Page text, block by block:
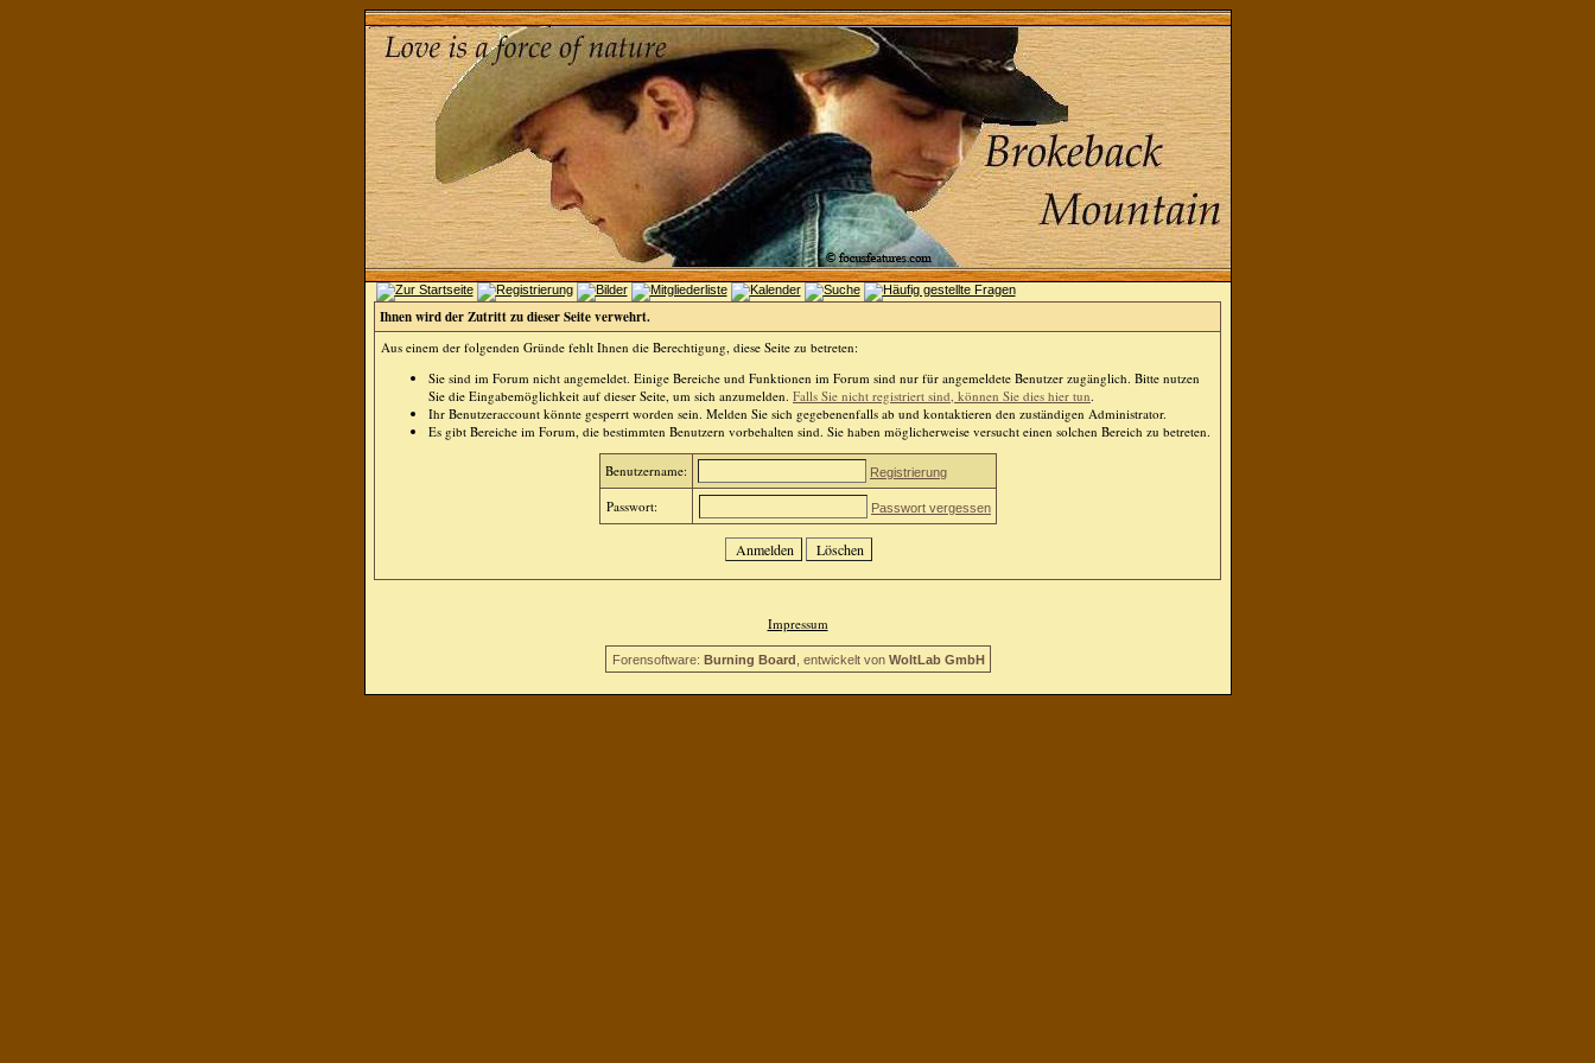
Ihnen wird der Zutritt zu dieser Seite verwehrt.
Aus einem der folgenden Gründe fehlt Ihnen die Berechtigung, diese Seite zu betreten:
Sie sind im Forum nicht angemeldet. Einige Bereiche und Funktionen im Forum sind nur für angemeldete Benutzer zugänglich. Bitte nutzen
Sie die Eingabemöglichkeit auf dieser Seite, um sich anzumelden. Falls Sie nicht registriert sind, können Sie dies hier tun.
Ihr Benutzeraccount könnte gesperrt worden sein. Melden Sie sich gegebenenfalls ab und kontaktieren den zuständigen Administrator.
Es gibt Bereiche im Forum, die bestimmten Benutzern vorbehalten sind. Sie haben möglicherweise versucht einen solchen Bereich zu betreten.
Benutzername: Registrierung
Passwort: Passwort vergessen
Impressum
Forensoftware: Burning Board , entwickelt von WoltLab GmbH